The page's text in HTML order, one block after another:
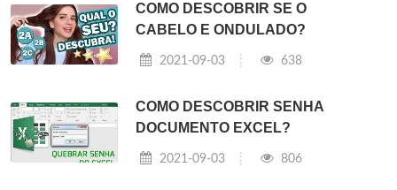
COMO DESCOBRIR SE O
CABELO E ONDULADO?
2021-09-03 638
COMO DESCOBRIR SENHA
DOCUMENTO EXCEL?
2021-09-03 806